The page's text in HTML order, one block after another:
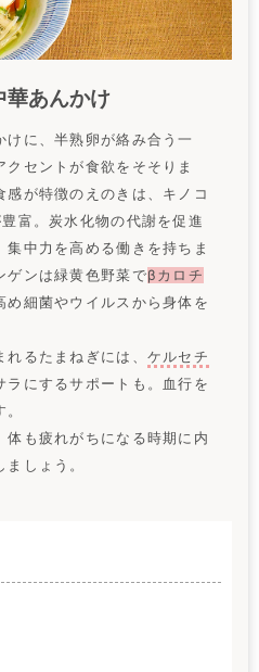
華あんかけ
けに、半熟卵が絡み合う一
セントが食欲をそそりま
が特徴のえのきは、キノコ
豊富。炭水化物の代謝を促進
中力を高める働きを持ちま
ゲンは緑黄色野菜でβカロチ
め細菌やウイルスから身体を
るたまねぎには、 ケルセチ
ラにするサポートも。血行を
体も疲れがちになる時期に内
しょう。